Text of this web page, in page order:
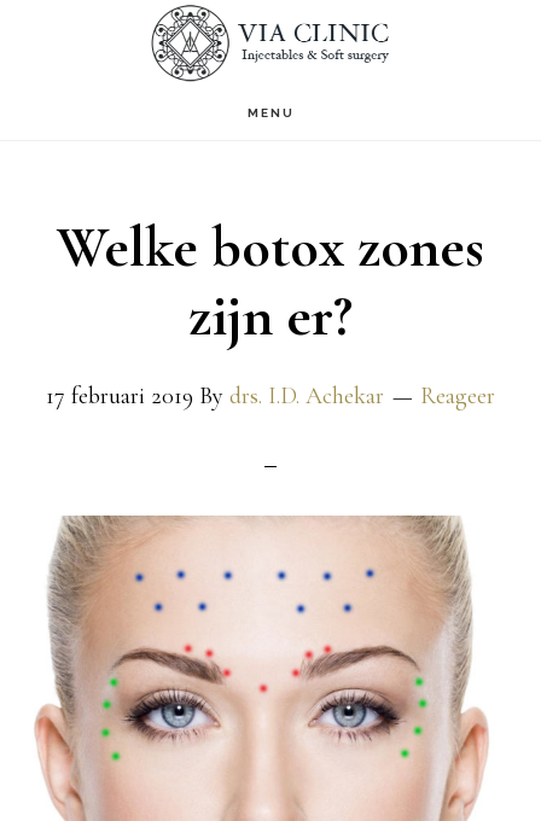
MENU
Welke botox zones
zijn er?
17 februari 2019 By drs. I.D. Achekar Reageer